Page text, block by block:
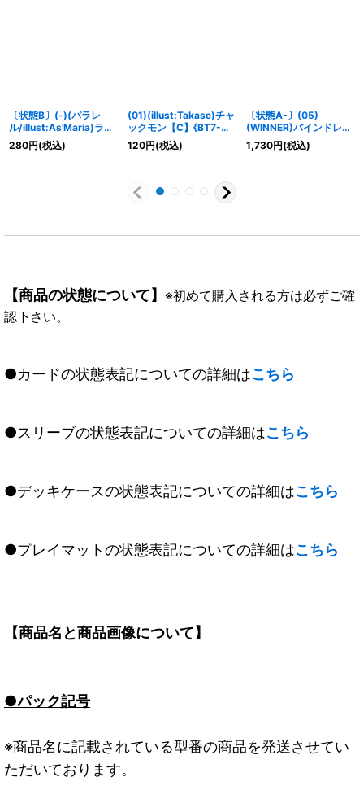
〔状態B〕(-)(パラレ
ル/illust:As'Maria)ライ
ズグレイモン【SR-P】
{BT4-017}《赤》
280円(税込)
(01)(illust:Takase)チャ
ックモン【C】{BT7-
021}《青》
120円(税込)
〔状態A-〕(05)
(WINNER)バインドレッ
ドトリッガー【P】{P-
180}《赤》
1,730円(税込)
【商品の状態について】 ※初めて購入される方は必ずご確
認下さい。
●カードの状態表記についての詳細はこちら
●スリーブの状態表記についての詳細はこちら
●デッキケースの状態表記についての詳細はこちら
●プレイマットの状態表記についての詳細はこちら
【商品名と商品画像について】
●パック記号
※商品名に記載されている型番の商品を発送させてい
ただいております。